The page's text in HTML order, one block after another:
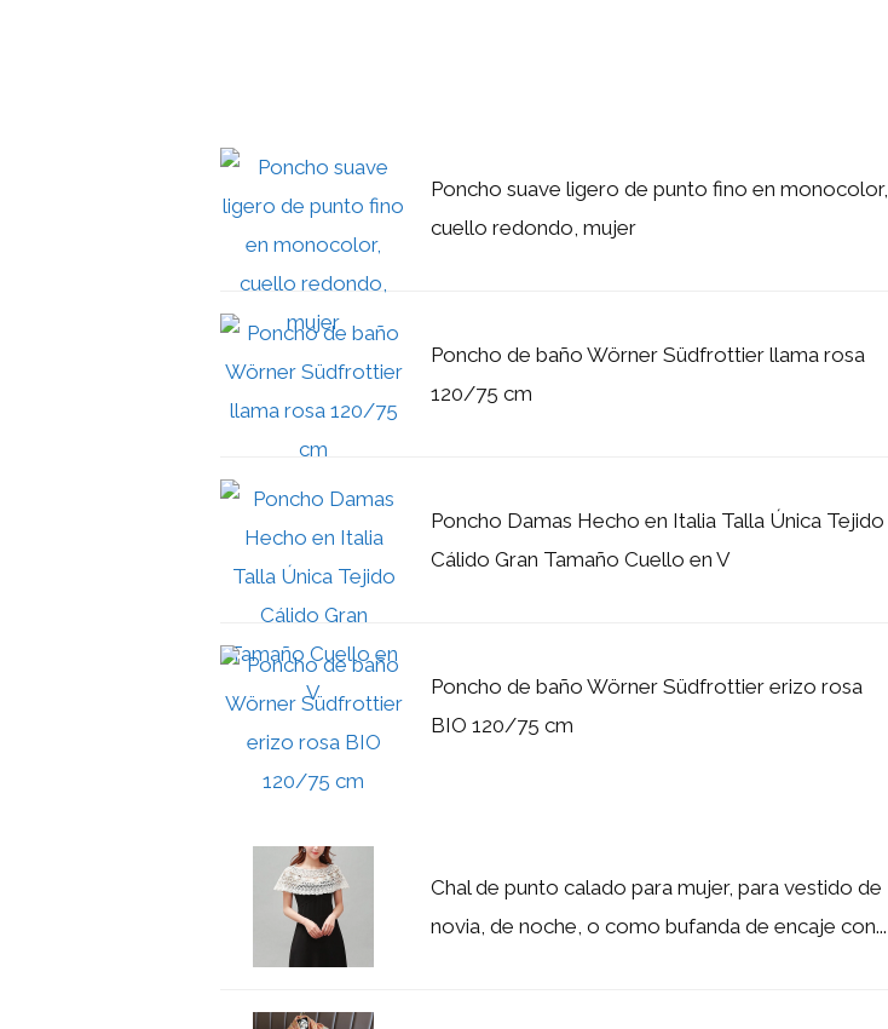
Poncho suave ligero de punto fino en monocolor,
cuello redondo, mujer
Poncho de baño Wörner Südfrottier llama rosa
120/75 cm
Poncho Damas Hecho en Italia Talla Única Tejido
Cálido Gran Tamaño Cuello en V
Poncho de baño Wörner Südfrottier erizo rosa
BIO 120/75 cm
Chal de punto calado para mujer, para vestido de
novia, de noche, o como bufanda de encaje con...